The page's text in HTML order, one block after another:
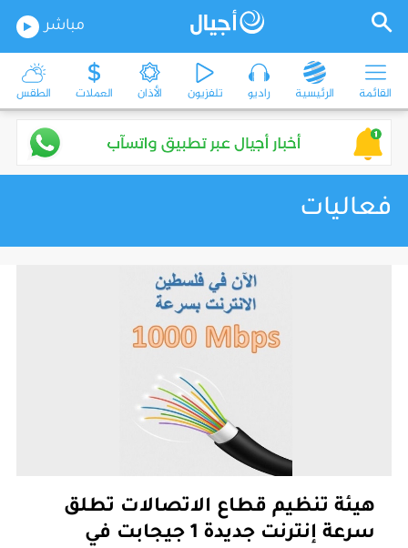
مباشر
القائمة الرئيسية راديو تلفزيون الأذان العملات الطقس
فعاليات
هيئة تنظيم قطاع الاتصالات تطلق
سرعة إنترنت جديدة 1 جيجابت في